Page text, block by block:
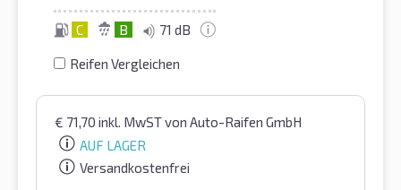
C B 71 dB
Reifen Vergleichen
€ 71,70 inkl. MwSTvon Auto-Raifen GmbH
AUF LAGER
Versandkostenfrei